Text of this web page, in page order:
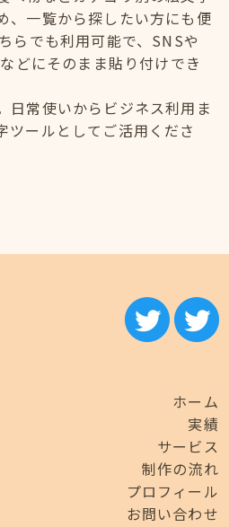
、一覧から探したい方にも便
らでも利用可能で、SNSや
どにそのまま貼り付けでき
日常使いからビジネス利用ま
ツールとしてご活用くださ
ホーム
実績
サービス
制作の流れ
プロフィール
お問い合わせ